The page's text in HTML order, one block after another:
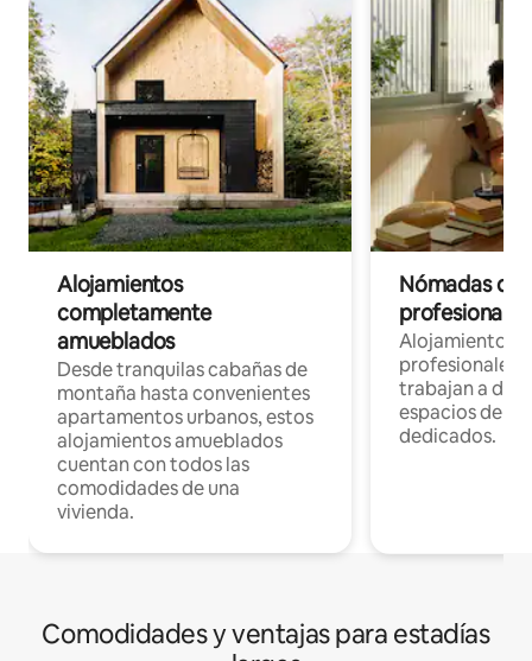
Alojamientos
completamente
amueblados
Desde tranquilas cabañas de
montaña hasta convenientes
apartamentos urbanos, estos
alojamientos amueblados
cuentan con todos las
comodidades de una
vivienda.
Nómadas
Alojamientos
profesionales
trabajan a
espacios de
dedicados.
Comodidades y ventajas para estadías